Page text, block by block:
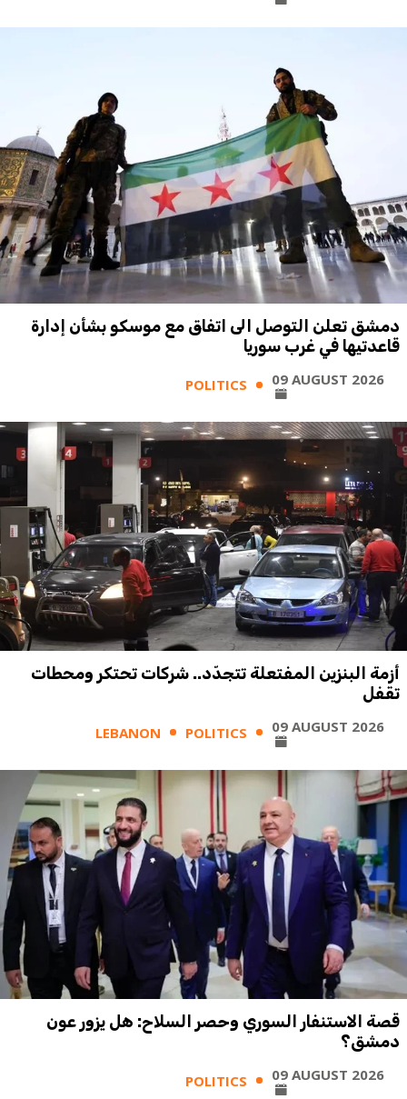
دمشق تعلن التوصل الى اتفاق مع موسكو بشأن إدارة
قاعدتيها في غرب سوريا
POLITICS 09 AUGUST 2026
أزمة البنزين المفتعلة تتجدّد.. شركات تحتكر ومحطات
تقفل
LEBANON POLITICS 09 AUGUST 2026
قصة الاستنفار السوري وحصر السلاح: هل يزور عون
دمشق؟
POLITICS 09 AUGUST 2026